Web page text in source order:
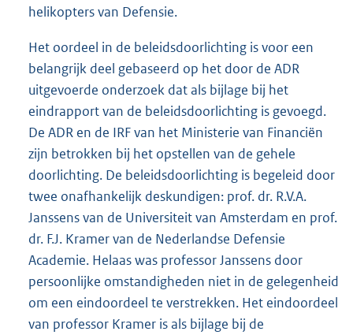
helikopters van Defensie.
Het oordeel in de beleidsdoorlichting is voor een
belangrijk deel gebaseerd op het door de ADR
uitgevoerde onderzoek dat als bijlage bij het
eindrapport van de beleidsdoorlichting is gevoegd.
De ADR en de IRF van het Ministerie van Financiën
zijn betrokken bij het opstellen van de gehele
doorlichting. De beleidsdoorlichting is begeleid door
twee onafhankelijk deskundigen: prof. dr. R.V.A.
Janssens van de Universiteit van Amsterdam en prof.
dr. F.J. Kramer van de Nederlandse Defensie
Academie. Helaas was professor Janssens door
persoonlijke omstandigheden niet in de gelegenheid
om een eindoordeel te verstrekken. Het eindoordeel
van professor Kramer is als bijlage bij de